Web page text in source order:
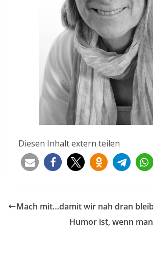
Diesen Inhalt extern teilen
Mach mit…damit wir nah dran
Humor ist, wenn